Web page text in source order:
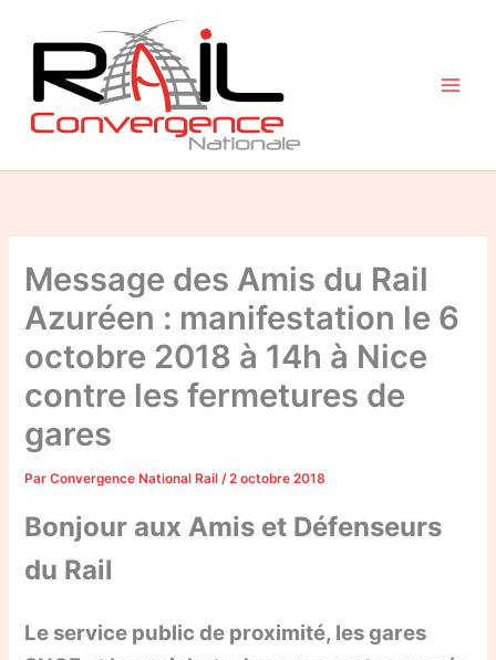
contenu
Message des Amis du Rail
Azuréen : manifestation le 6
octobre 2018 à 14h à Nice
contre les fermetures de
gares
ParConvergence National Rail/2 octobre 2018
Bonjour aux Amis et Défenseurs
du Rail
Le service public de proximité, les gares